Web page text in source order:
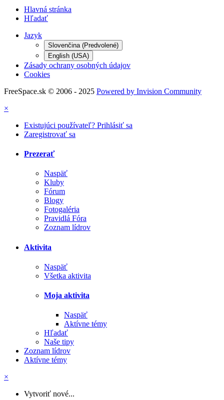
Hlavná stránka
Hľadať
Jazyk
Slovenčina (Predvolené)
English (USA)
Zásady ochrany osobných údajov
Cookies
FreeSpace.sk © 2006 - 2025 Powered by Invision Community
×
Existujúci používateľ? Prihlásiť sa
Zaregistrovať sa
Prezerať
Naspäť
Kluby
Fórum
Blogy
Fotogaléria
Pravidlá Fóra
Zoznam lídrov
Aktivita
Naspäť
Všetka aktivita
Moja aktivita
Naspäť
Aktívne témy
Hľadať
Naše tipy
Zoznam lídrov
Aktívne témy
×
Vytvoriť nové...